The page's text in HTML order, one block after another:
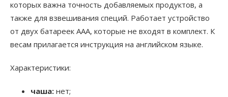
которых важна точность добавляемых продуктов, а
также для взвешивания специй. Работает устройство
от двух батареек ААА, которые не входят в комплект. К
весам прилагается инструкция на английском языке.
Характеристики:
чаша: нет;